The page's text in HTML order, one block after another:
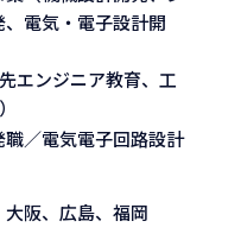
電気・電子設計開
エンジニア教育、工
／電気電子回路設計
阪、広島、福岡